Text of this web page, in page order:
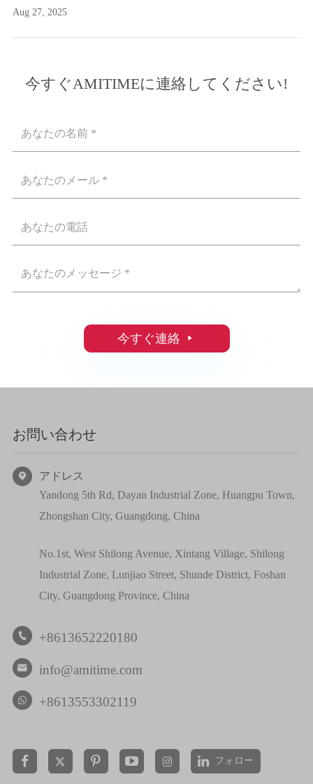
Aug 27, 2025
今すぐAMITIMEに連絡してください!
今すぐ連絡 
お問い合わせ

アドレス
Yandong 5th Rd, Dayan Industrial Zone, Huangpu Town,
Zhongshan City, Guangdong, China
No.1st, West Shilong Avenue, Xintang Village, Shilong
Industrial Zone, Lunjiao Street, Shunde District, Foshan
City, Guangdong Province, China
 +8613652220180
 info@amitime.com
+8613553302119
  フォロー